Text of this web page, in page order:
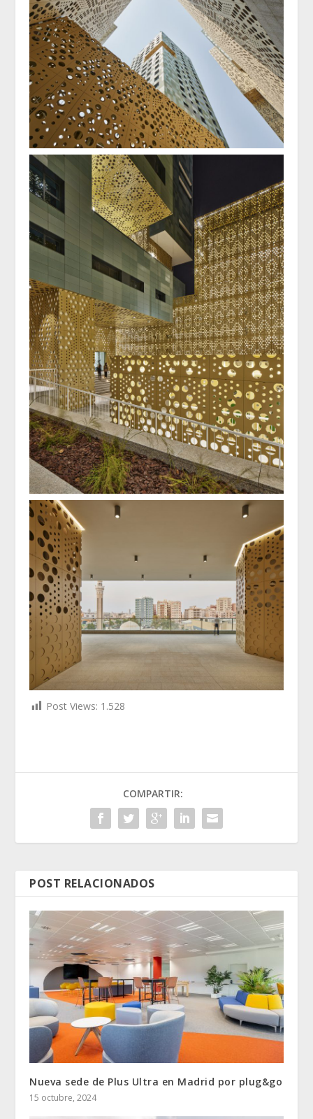
Post Views: 1.528
COMPARTIR:
POST RELACIONADOS
Nueva sede de Plus Ultra en Madrid por plug&go
15 octubre, 2024